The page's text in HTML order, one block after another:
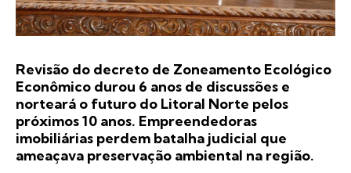
Revisão do decreto de Zoneamento Ecológico
Econômico durou 6 anos de discussões e
norteará o futuro do Litoral Norte pelos
próximos 10 anos. Empreendedoras
imobiliárias perdem batalha judicial que
ameaçava preservação ambiental na região.